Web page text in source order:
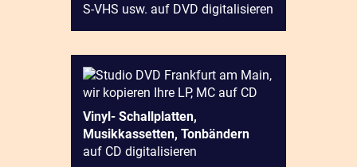
S-VHS usw. auf DVD digitalisieren
Vinyl- Schallplatten,
Musikkassetten, Tonbändern
auf CD digitalisieren